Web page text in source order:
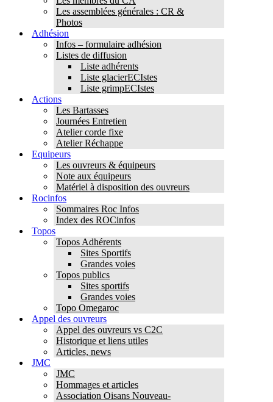
Les assemblées générales : CR &
Photos
Adhésion
Infos – formulaire adhésion
Listes de diffusion
Liste adhérents
Liste glacierECIstes
Liste grimpECIstes
Actions
Les Bartasses
Journées Entretien
Atelier corde fixe
Atelier Réchappe
Equipeurs
Les ouvreurs & équipeurs
Note aux équipeurs
Matériel à disposition des ouvreurs
Rocinfos
Sommaires Roc Infos
Index des ROCinfos
Topos
Topos Adhérents
Sites Sportifs
Grandes voies
Topos publics
Sites sportifs
Grandes voies
Topo Omegaroc
Appel des ouvreurs
Appel des ouvreurs vs C2C
Historique et liens utiles
Articles, news
JMC
JMC
Hommages et articles
Association Oisans Nouveau-